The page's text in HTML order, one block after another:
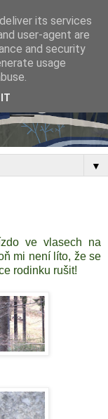
▼
ve vlasech na
mi není líto, že se
rodinku rušit!
its services
user-agent are
and security
usage